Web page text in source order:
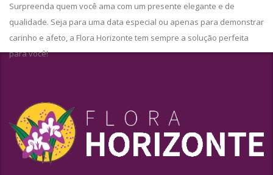
Surpreenda quem você ama com um presente elegante e de
qualidade. Seja para uma data especial ou apenas para demonstrar
carinho e afeto, a Flora Horizonte tem sempre a solução perfeita
para você!